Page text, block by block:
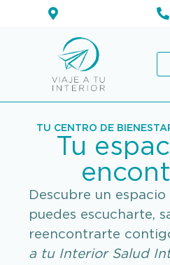
TU CENTRO DE
Tu
Descubre un
puedes escucharte,
reencontrarte
a tu Interior Salud